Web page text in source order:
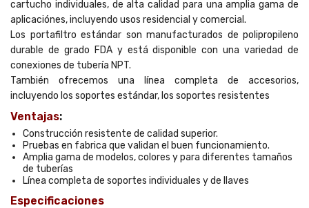
cartucho individuales, de alta calidad para una amplia gama de
aplicaciónes, incluyendo usos residencial y comercial.
Los portafiltro estándar son manufacturados de polipropileno
durable de grado FDA y está disponible con una variedad de
conexiones de tubería NPT.
También ofrecemos una línea completa de accesorios,
incluyendo los soportes estándar, los soportes resistentes
Ventajas:
Construcción resistente de calidad superior.
Pruebas en fabrica que validan el buen funcionamiento.
Amplia gama de modelos, colores y para diferentes tamaños
de tuberías
Línea completa de soportes individuales y de llaves
Especificaciones